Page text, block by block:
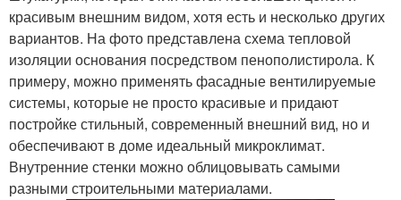
красивым внешним видом, хотя есть и несколько других
вариантов. На фото представлена схема тепловой
изоляции основания посредством пенополистирола. К
примеру, можно применять фасадные вентилируемые
системы, которые не просто красивые и придают
постройке стильный, современный внешний вид, но и
обеспечивают в доме идеальный микроклимат.
Внутренние стенки можно облицовывать самыми
разными строительными материалами.